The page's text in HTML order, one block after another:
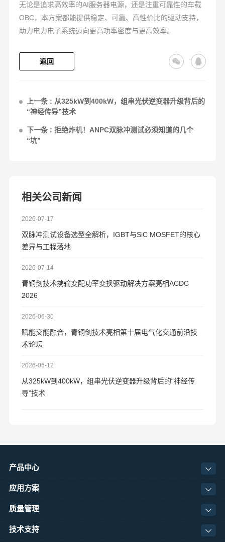
无论是追求高效率的AI服务器电源，还是注重可靠性的车载
OBC，本方案都能提供稳定、可靠、高性价比的驱动支持，
助力电力电子系统迈向更高功率密度与更高效率。
返回
上一条 : 从325kW到400kW，组串光伏逆变器升级背后的
“神经传导”技术
下一条 : 拒绝炸机！ANPC双脉冲测试必须知道的几个
“坑”
相关公司新闻
2026-07-17
双脉冲测试设备选型全解析，IGBT与SiC MOSFET的核心
差异与工程落地
2026-07-14
青铜剑技术携输变配功率变换驱动解决方案亮相ACDC
2026
2026-06-30
赋能交能融合，青铜剑技术亮相第十届电气化交通前沿技
术论坛
2026-06-12
从325kW到400kW，组串光伏逆变器升级背后的“神经传
导”技术
产品中心
应用方案
质量管理
技术支持